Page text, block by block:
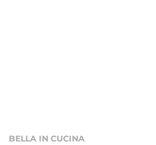
BELLA IN CUCINA